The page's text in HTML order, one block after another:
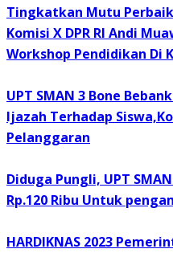
Tingkatkan Mutu
Komisi X DPR RI Andi
Workshop Pendidikan Di
UPT SMAN 3 Bone
Ijazah Terhadap
Pelanggaran
Diduga Pungli, UPT
Rp.120 Ribu Untuk
HARDIKNAS 2023